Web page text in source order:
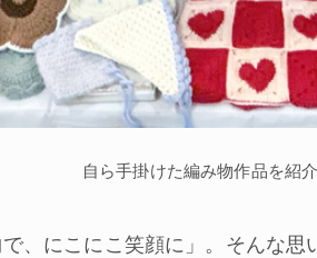
自ら手掛けた編み物作品を紹
、にこにこ笑顔に」。そんな思